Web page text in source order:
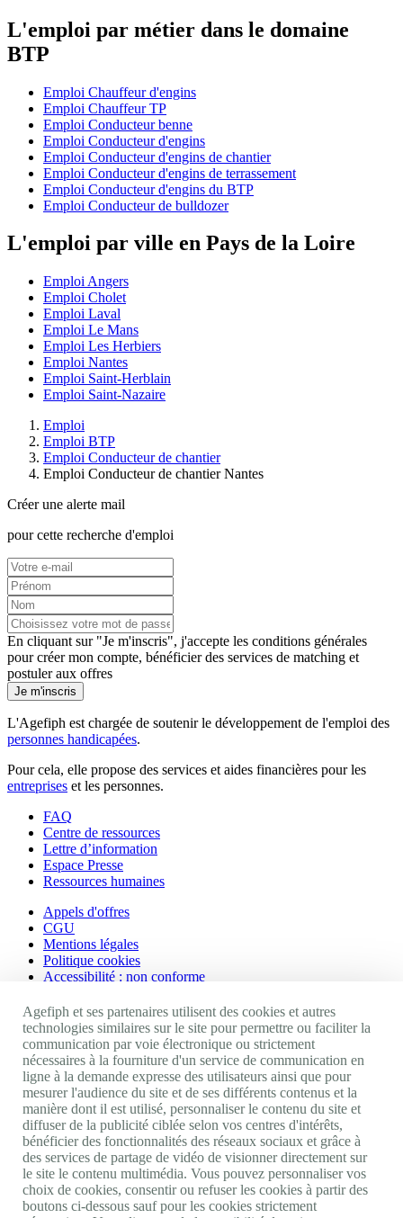
L'emploi par métier dans le domaine
BTP
Emploi Chauffeur d'engins
Emploi Chauffeur TP
Emploi Conducteur benne
Emploi Conducteur d'engins
Emploi Conducteur d'engins de chantier
Emploi Conducteur d'engins de terrassement
Emploi Conducteur d'engins du BTP
Emploi Conducteur de bulldozer
L'emploi par ville en Pays de la Loire
Emploi Angers
Emploi Cholet
Emploi Laval
Emploi Le Mans
Emploi Les Herbiers
Emploi Nantes
Emploi Saint-Herblain
Emploi Saint-Nazaire
Emploi
Emploi BTP
Emploi Conducteur de chantier
Emploi Conducteur de chantier Nantes
Créer une alerte mail
pour cette recherche d'emploi
En cliquant sur "Je m'inscris", j'accepte les conditions générales
pour créer mon compte, bénéficier des services de matching et
postuler aux offres
Je m'inscris
L'Agefiph est chargée de soutenir le développement de l'emploi des
personnes handicapées.
Pour cela, elle propose des services et aides financières pour les
entreprises et les personnes.
FAQ
Centre de ressources
Lettre d’information
Espace Presse
Ressources humaines
Appels d'offres
CGU
Mentions légales
Politique cookies
Accessibilité : non conforme
Nos autres sites
Site portail Agefiph
Activateur de progrès
Handinnov
Innovation et recherche
Université du RRH
Service AppuiPro
Nous suivre
Youtube
Agefiph et ses partenaires utilisent des cookies et autres
technologies similaires sur le site pour permettre ou faciliter la
communication par voie électronique ou strictement
nécessaires à la fourniture d'un service de communication en
ligne à la demande expresse des utilisateurs ainsi que pour
mesurer l'audience du site et de ses différents contenus et la
manière dont il est utilisé, personnaliser le contenu du site et
diffuser de la publicité ciblée selon vos centres d'intérêts,
bénéficier des fonctionnalités des réseaux sociaux et grâce à
des services de partage de vidéo de visionner directement sur
le site le contenu multimédia. Vous pouvez personnaliser vos
choix de cookies, consentir ou refuser les cookies à partir des
boutons ci-dessous sauf pour les cookies strictement